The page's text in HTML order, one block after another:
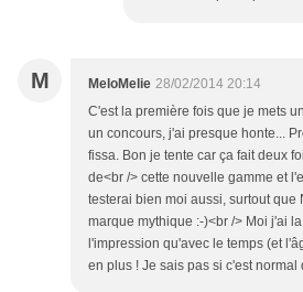
M MeloMelie 28/02/2014 20:14
C'est la première fois que je mets
un concours, j'ai presque honte...
fissa. Bon je tente car ça fait deux
de<br /> cette nouvelle gamme et
testerai bien moi aussi, surtout que
marque mythique :-)<br /> Moi j'ai
l'impression qu'avec le temps (et
en plus ! Je sais pas si c'est normal